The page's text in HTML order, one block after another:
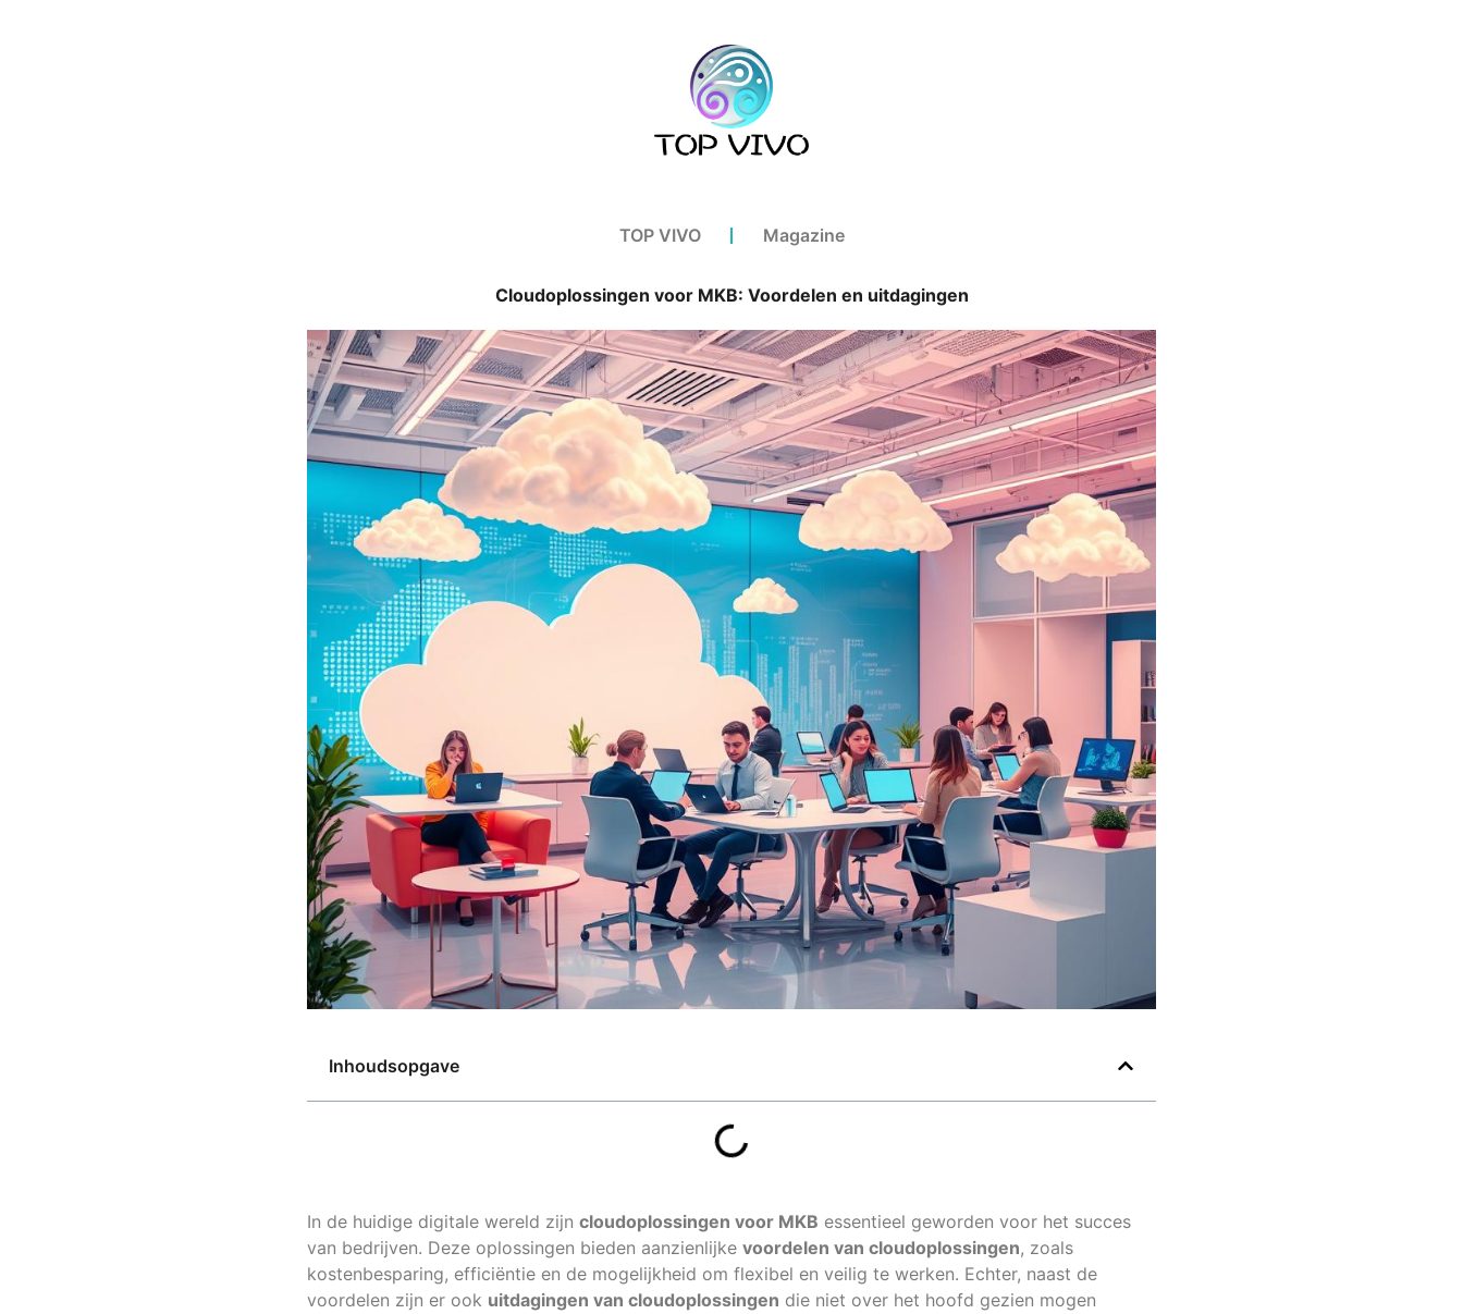
TOP VIVO Magazine
Cloudoplossingen voor MKB: Voordelen en uitdagingen
Inhoudsopgave
In de huidige digitale wereld zijn cloudoplossingen voor MKB essentieel geworden voor het succes
van bedrijven. Deze oplossingen bieden aanzienlijke voordelen van cloudoplossingen, zoals
kostenbesparing, efficiëntie en de mogelijkheid om flexibel en veilig te werken. Echter, naast de
voordelen zijn er ook uitdagingen van cloudoplossingen die niet over het hoofd gezien mogen